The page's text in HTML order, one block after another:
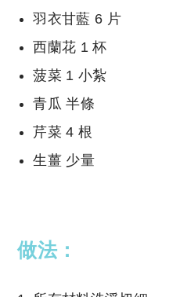
羽衣甘藍 6 片
西蘭花 1 杯
菠菜 1 小紮
青瓜 半條
芹菜 4 根
生薑 少量
做法：